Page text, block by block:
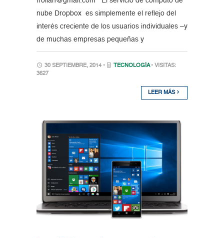
nube Dropbox es simplemente el reflejo del
interés creciente de los usuarios individuales –y
de muchas empresas pequeñas y
30 SEPTIEMBRE, 2014 • TECNOLOGÍA • VISITAS:
3627
LEER MÁS